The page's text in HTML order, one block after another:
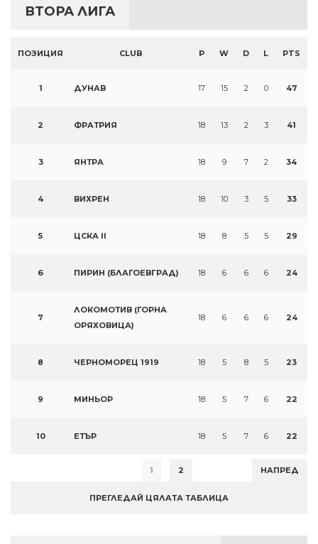
ВТОРА ЛИГА
ПОЗИЦИЯ CLUB P W D L PTS
1 ДУНАВ 17 15 2 0 47
2 ФРАТРИЯ 18 13 2 3 41
3 ЯНТРА 18 9 7 2 34
4 ВИХРЕН 18 10 3 5 33
5 ЦСКА II 18 8 5 5 29
6 ПИРИН (БЛАГОЕВГРАД) 18 6 6 6 24
7
ЛОКОМОТИВ (ГОРНА
ОРЯХОВИЦА)
18 6 6 6 24
8 ЧЕРНОМОРЕЦ 1919 18 5 8 5 23
9 МИНЬОР 18 5 7 6 22
10 ЕТЪР 18 5 7 6 22
1 2 НАПРЕД
ПРЕГЛЕДАЙ ЦЯЛАТА ТАБЛИЦА